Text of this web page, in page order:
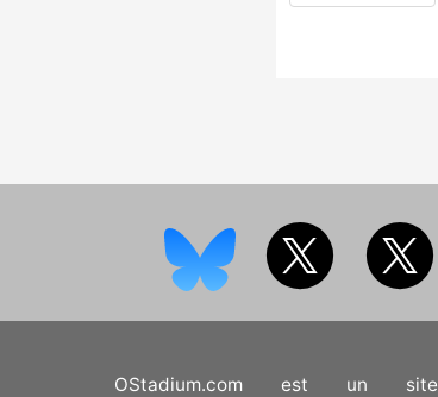
OStadium.com est un site